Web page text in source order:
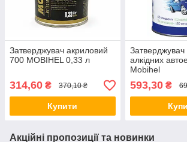
Затверджувач акриловий
700 MOBIHEL 0,33 л
314,60 ₴ 370,10 ₴
Купити
Затверджувач
алкідних
Mobihel
593,30₴
Акційні пропозиції та новинки